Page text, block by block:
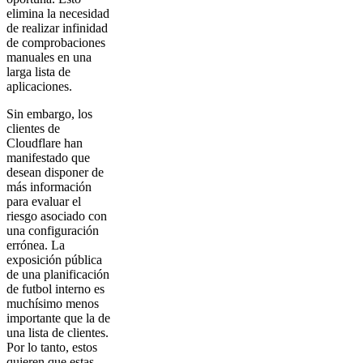
elimina la necesidad
de realizar infinidad
de comprobaciones
manuales en una
larga lista de
aplicaciones.
Sin embargo, los
clientes de
Cloudflare han
manifestado que
desean disponer de
más información
para evaluar el
riesgo asociado con
una configuración
errónea. La
exposición pública
de una planificación
de futbol interno es
muchísimo menos
importante que la de
una lista de clientes.
Por lo tanto, estos